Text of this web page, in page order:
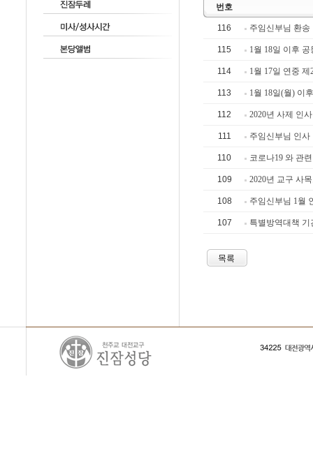
번호
116 주임신부님 환
115 1월 18일 이후
114 1월 17일 연중
113 1월 18일(월) 이
112 2020년 사제 인
111 주임신부님 인사
110 코로나19 와 관
109 2020년 교구 사
108 주임신부님 1월
107 특별방역대책 기